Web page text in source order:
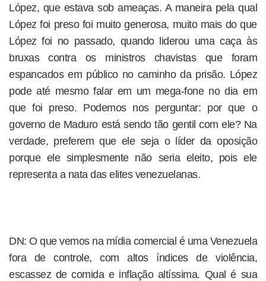
López, que estava sob ameaças. A maneira pela qual
López foi preso foi muito generosa, muito mais do que
López foi no passado, quando liderou uma caça às
bruxas contra os ministros chavistas que foram
espancados em público no caminho da prisão. López
pode até mesmo falar em um mega-fone no dia em
que foi preso. Podemos nos perguntar: por que o
governo de Maduro está sendo tão gentil com ele? Na
verdade, preferem que ele seja o líder da oposição
porque ele simplesmente não seria eleito, pois ele
representa a nata das elites venezuelanas.
DN: O que vemos na mídia comercial é uma Venezuela
fora de controle, com altos índices de violência,
escassez de comida e inflação altíssima. Qual é sua